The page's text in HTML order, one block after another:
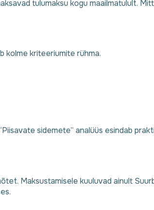
tulumaksu kogu maailmatulult.
kolme kriteeriumite rühma.
sidemete” analüüs esindab
Maksustamisele kuuluvad ainult